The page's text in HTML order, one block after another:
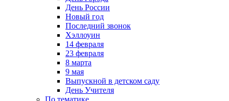
День России
Новый год
Последний звонок
Хэллоуин
14 февраля
23 февраля
8 марта
9 мая
Выпускной в детском саду
День Учителя
По тематике